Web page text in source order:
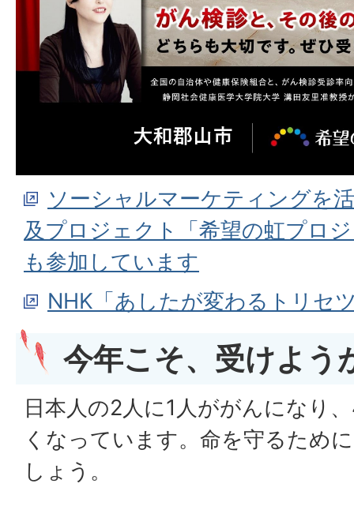
ソーシャルマーケティングを
及プロジェクト「希望の虹プロ
も参加しています
NHK「あしたが変わるトリセ
今年こそ、受けよう
日本人の2人に1人ががんになり
くなっています。命を守るため
しょう。